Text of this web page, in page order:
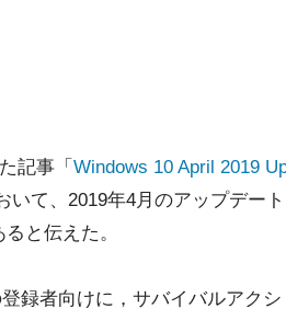
記事「 Windows 10 April 2019
いて、2019年4月のアップデー
と伝えた。
録者向けに，サバイバルアク